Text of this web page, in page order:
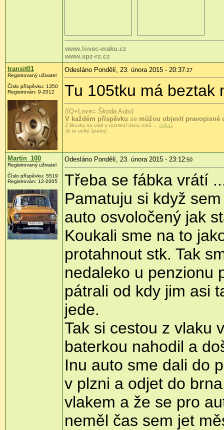
www.lovec-vraku.cz
www.spz-rz.cz
transit01
Registrovaný uživatel
Číslo příspěvku: 1350
Registrován: 9-2012
Odesláno Pondělí, 23. února 2015 - 20:37:27
Tu 105tku má beztak
(IQ+Love= Škoda Auto)
V každém příspěvku se můžou objevit pravopisné
Z libovky na vrak v rozmezí dvou roků ... odkaz
Je to velký špatný..
Martin_100
Registrovaný uživatel
Číslo příspěvku: 5519
Registrován: 12-2005
Odesláno Pondělí, 23. února 2015 - 23:12:50
Třeba se fábka vrátí
Pamatuju si když
auto osvoločený jak
Koukali sme na to
protahnout stk. Tak
nedaleko u penzionu
pátrali od kdy jim asi
jede.
Tak si cestou z vlaku
baterkou nahodil a
Inu auto sme dali do
v plzni a odjet do
vlakem a že se pro
neměl čas sem jet